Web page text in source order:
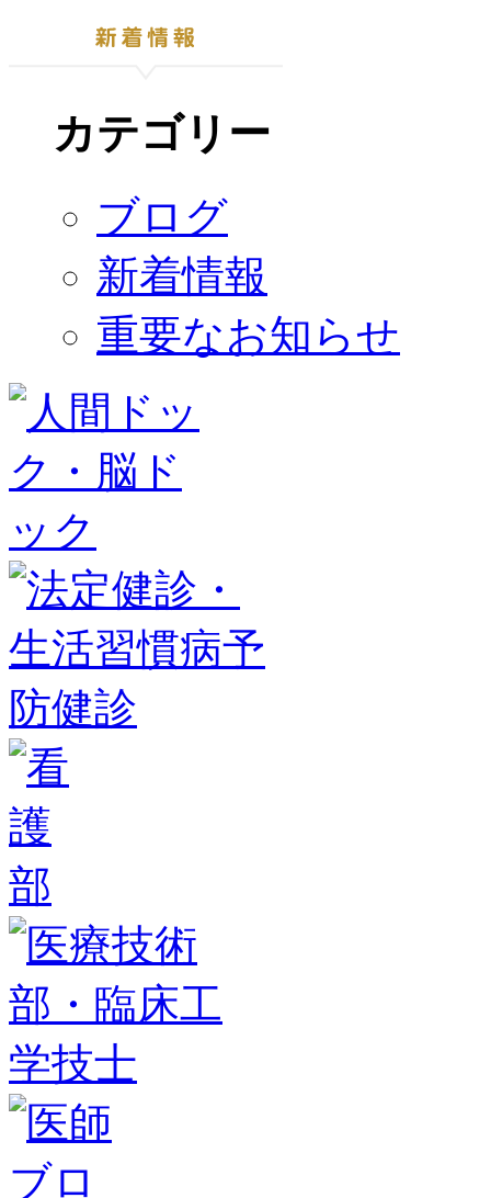
カテゴリー
ブログ
新着情報
重要なお知らせ